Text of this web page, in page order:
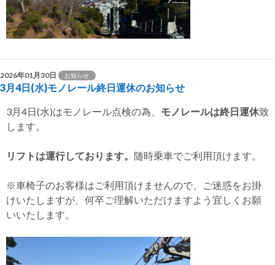
2026年01月30日 お知らせ
3月4日(水)モノレール終日運休のお知らせ
3月4日(水)はモノレール点検の為、 モノレールは終日運休致
します。
リフトは運行しております。 随時乗車でご利用頂けます。
※車椅子のお客様はご利用頂けませんので、ご迷惑をお掛
けいたしますが、何卒ご理解いただけますよう宜しくお願
いいたします。